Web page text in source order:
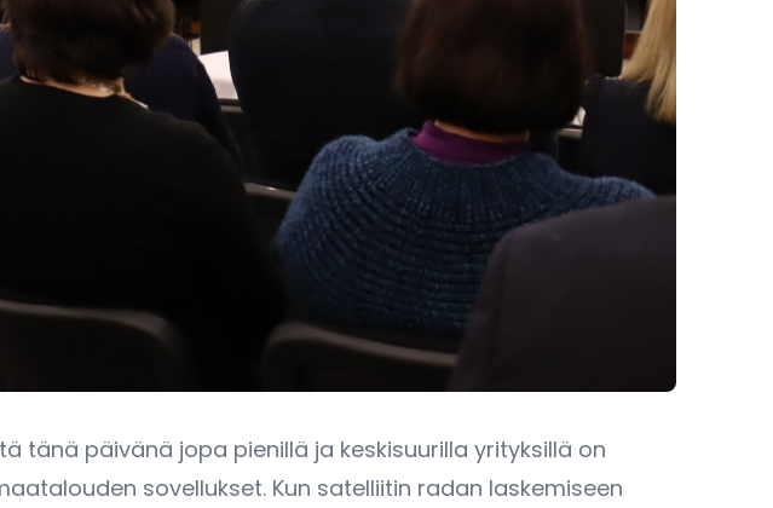
tänä päivänä jopa pienillä ja keskisuurilla yrityksillä on
sovellukset. Kun satelliitin radan laskemiseen